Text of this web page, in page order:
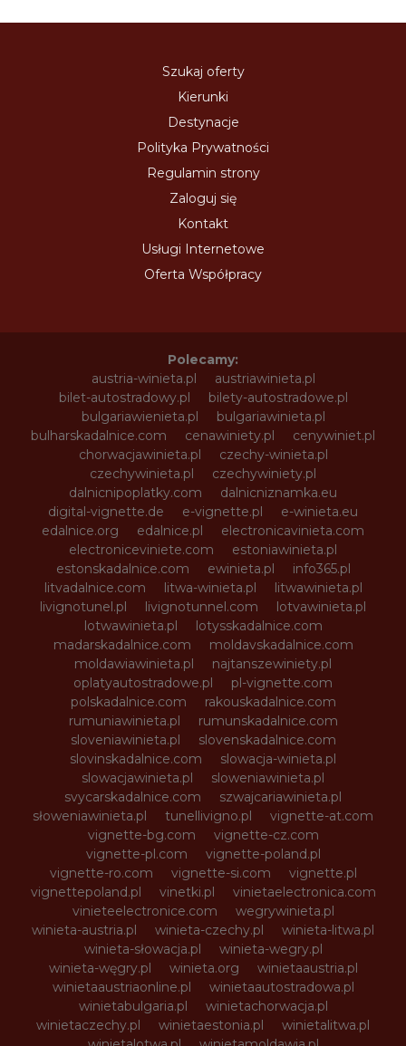
Szukaj oferty
Kierunki
Destynacje
Polityka Prywatności
Regulamin strony
Zaloguj się
Kontakt
Usługi Internetowe
Oferta Współpracy
Polecamy:
austria-winieta.pl
austriawinieta.pl
bilet-autostradowy.pl
bilety-autostradowe.pl
bulgariawienieta.pl
bulgariawinieta.pl
bulharskadalnice.com
cenawiniety.pl
cenywiniet.pl
chorwacjawinieta.pl
czechy-winieta.pl
czechywinieta.pl
czechywiniety.pl
dalnicnipoplatky.com
dalnicniznamka.eu
digital-vignette.de
e-vignette.pl
e-winieta.eu
edalnice.org
edalnice.pl
electronicavinieta.com
electroniceviniete.com
estoniawinieta.pl
estonskadalnice.com
ewinieta.pl
info365.pl
litvadalnice.com
litwa-winieta.pl
litwawinieta.pl
livignotunel.pl
livignotunnel.com
lotvawinieta.pl
lotwawinieta.pl
lotysskadalnice.com
madarskadalnice.com
moldavskadalnice.com
moldawiawinieta.pl
najtanszewiniety.pl
oplatyautostradowe.pl
pl-vignette.com
polskadalnice.com
rakouskadalnice.com
rumuniawinieta.pl
rumunskadalnice.com
sloveniawinieta.pl
slovenskadalnice.com
slovinskadalnice.com
slowacja-winieta.pl
slowacjawinieta.pl
sloweniawinieta.pl
svycarskadalnice.com
szwajcariawinieta.pl
słoweniawinieta.pl
tunellivigno.pl
vignette-at.com
vignette-bg.com
vignette-cz.com
vignette-pl.com
vignette-poland.pl
vignette-ro.com
vignette-si.com
vignette.pl
vignettepoland.pl
vinetki.pl
vinietaelectronica.com
vinieteelectronice.com
wegrywinieta.pl
winieta-austria.pl
winieta-czechy.pl
winieta-litwa.pl
winieta-słowacja.pl
winieta-wegry.pl
winieta-węgry.pl
winieta.org
winietaaustria.pl
winietaaustriaonline.pl
winietaautostradowa.pl
winietabulgaria.pl
winietachorwacja.pl
winietaczechy.pl
winietaestonia.pl
winietalitwa.pl